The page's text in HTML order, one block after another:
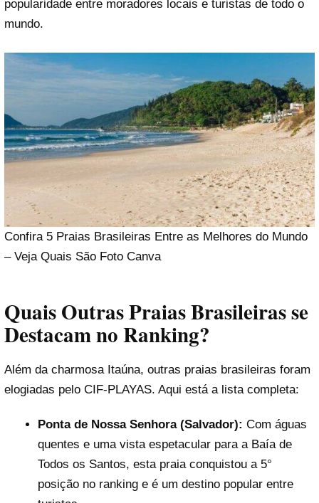
popularidade entre moradores locais e turistas de todo o
mundo.
Confira 5 Praias Brasileiras Entre as Melhores do Mundo
– Veja Quais São Foto Canva
Quais Outras Praias Brasileiras se
Destacam no Ranking?
Além da charmosa Itaúna, outras praias brasileiras foram
elogiadas pelo CIF-PLAYAS. Aqui está a lista completa:
Ponta de Nossa Senhora (Salvador): Com águas
quentes e uma vista espetacular para a Baía de
Todos os Santos, esta praia conquistou a 5°
posição no ranking e é um destino popular entre